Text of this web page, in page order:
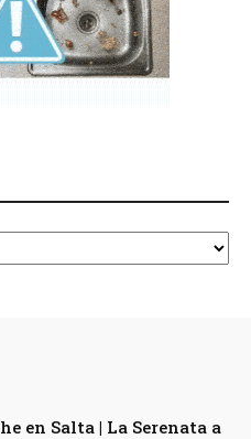
en Salta | La Serenata a